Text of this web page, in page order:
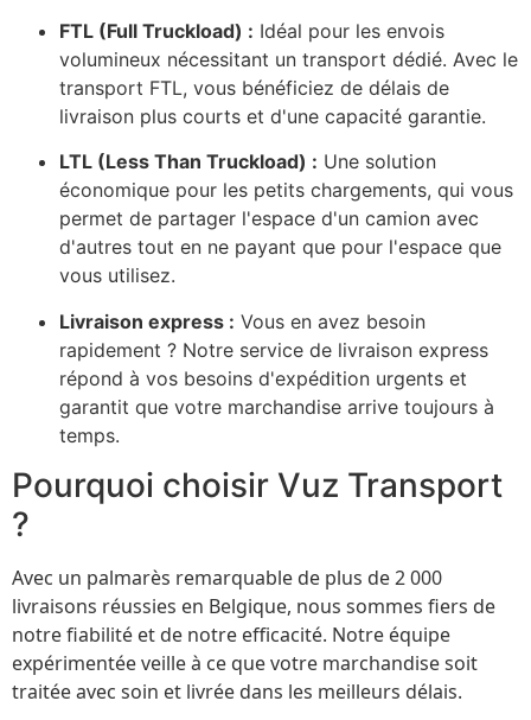
FTL (Full Truckload) : Idéal pour les envois
volumineux nécessitant un transport dédié. Avec le
transport FTL, vous bénéficiez de délais de
livraison plus courts et d'une capacité garantie.
LTL (Less Than Truckload) : Une solution
économique pour les petits chargements, qui vous
permet de partager l'espace d'un camion avec
d'autres tout en ne payant que pour l'espace que
vous utilisez.
Livraison express : Vous en avez besoin
rapidement ? Notre service de livraison express
répond à vos besoins d'expédition urgents et
garantit que votre marchandise arrive toujours à
temps.
Pourquoi choisir Vuz Transport
?
Avec un palmarès remarquable de plus de 2 000
livraisons réussies en Belgique, nous sommes fiers de
notre fiabilité et de notre efficacité. Notre équipe
expérimentée veille à ce que votre marchandise soit
traitée avec soin et livrée dans les meilleurs délais.